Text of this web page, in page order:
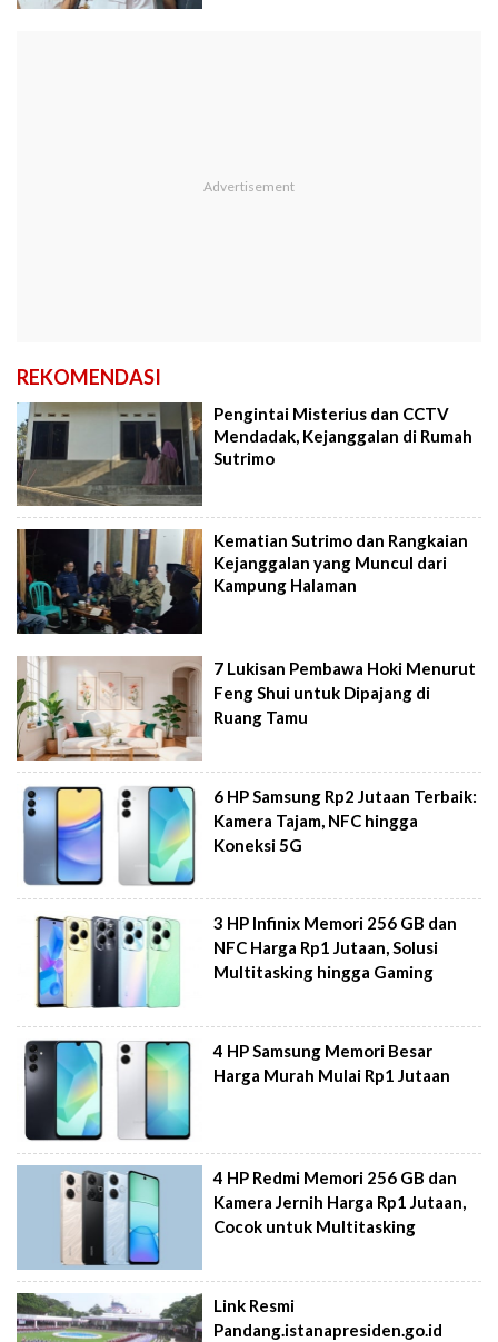
REKOMENDASI
Pengintai Misterius dan CCTV
Mendadak, Kejanggalan di Rumah
Sutrimo
Kematian Sutrimo dan Rangkaian
Kejanggalan yang Muncul dari
Kampung Halaman
7 Lukisan Pembawa Hoki Menurut
Feng Shui untuk Dipajang di
Ruang Tamu
6 HP Samsung Rp2 Jutaan Terbaik:
Kamera Tajam, NFC hingga
Koneksi 5G
3 HP Infinix Memori 256 GB dan
NFC Harga Rp1 Jutaan, Solusi
Multitasking hingga Gaming
4 HP Samsung Memori Besar
Harga Murah Mulai Rp1 Jutaan
4 HP Redmi Memori 256 GB dan
Kamera Jernih Harga Rp1 Jutaan,
Cocok untuk Multitasking
Link Resmi
Pandang.istanapresiden.go.id